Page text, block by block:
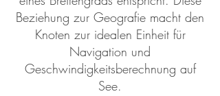
Beziehung zur Geografie macht den
Knoten zur idealen Einheit für
Navigation und
Geschwindigkeitsberechnung auf
See.